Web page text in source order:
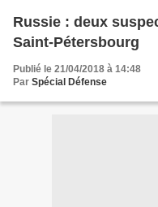
Russie : deux
Saint-Pétersbourg
Publié le 21/04/2018 à 14:48
Par Spécial Défense